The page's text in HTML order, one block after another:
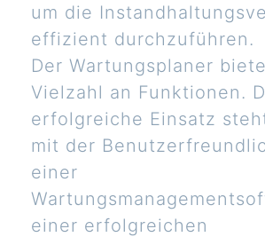
um die
effizient durchzuführen.
Der Wartungsplaner
Vielzahl an Funktionen.
erfolgreiche Einsatz
mit der
einer
einer erfolgreichen